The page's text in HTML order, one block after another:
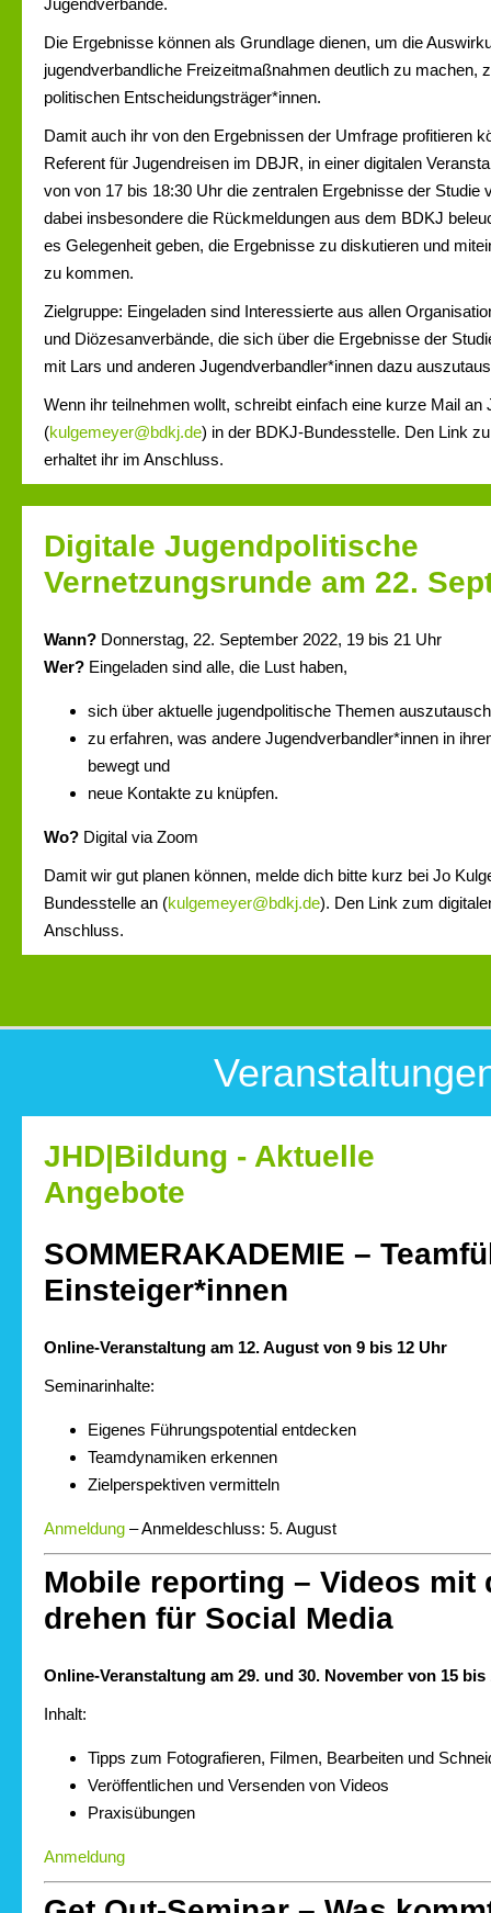
Jugendverbände.
Die Ergebnisse können als Grundlage dienen, um die
jugendverbandliche Freizeitmaßnahmen deutlich zu machen,
politischen Entscheidungsträger*innen.
Damit auch ihr von den Ergebnissen der Umfrage profitieren
Referent für Jugendreisen im DBJR, in einer digitalen
von von 17 bis 18:30 Uhr die zentralen Ergebnisse der Studie
dabei insbesondere die Rückmeldungen aus dem BDKJ
es Gelegenheit geben, die Ergebnisse zu diskutieren und
zu kommen.
Zielgruppe: Eingeladen sind Interessierte aus allen
und Diözesanverbände, die sich über die Ergebnisse der
mit Lars und anderen Jugendverbandler*innen dazu
Wenn ihr teilnehmen wollt, schreibt einfach eine kurze Mail an
(kulgemeyer@bdkj.de) in der BDKJ-Bundesstelle. Den Link
erhaltet ihr im Anschluss.
Digitale Jugendpolitische
Vernetzungsrunde am 22.
Wann? Donnerstag, 22. September 2022, 19 bis 21 Uhr
Wer? Eingeladen sind alle, die Lust haben,
sich über aktuelle jugendpolitische Themen
zu erfahren, was andere Jugendverbandler*innen in
bewegt und
neue Kontakte zu knüpfen.
Wo? Digital via Zoom
Damit wir gut planen können, melde dich bitte kurz bei Jo
Bundesstelle an (kulgemeyer@bdkj.de). Den Link zum
Anschluss.
JHD|Bildung - Aktuelle
Angebote
SOMMERAKADEMIE –
Einsteiger*innen
Online-Veranstaltung am 12. August von 9 bis 12 Uhr
Seminarinhalte:
Eigenes Führungspotential entdecken
Teamdynamiken erkennen
Zielperspektiven vermitteln
Anmeldung – Anmeldeschluss: 5. August
Mobile reporting – Videos mit
drehen für Social Media
Online-Veranstaltung am 29. und 30. November von 15 bis
Inhalt:
Tipps zum Fotografieren, Filmen, Bearbeiten und
Veröffentlichen und Versenden von Videos
Praxisübungen
Anmeldung